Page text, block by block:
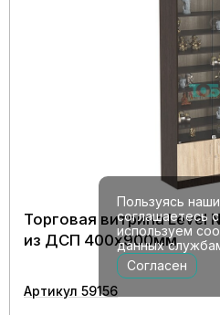
Торговая витрина
из ДСП 400х900мм
Артикул 59156
Пользуясь
соглашаетесь
используем
данных
Согласен